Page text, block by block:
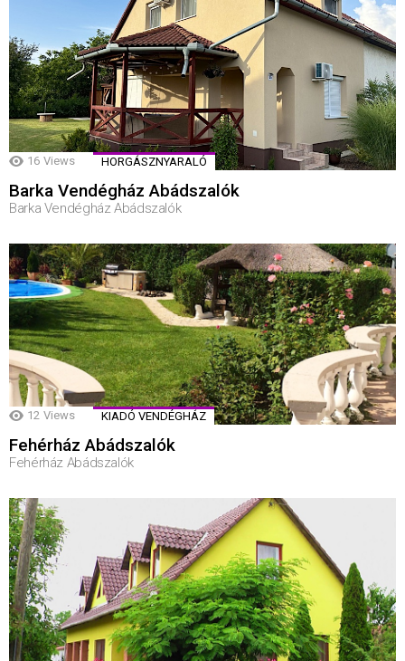
16 Views HORGÁSZNYARALÓ
Barka Vendégház Abádszalók
Barka Vendégház Abádszalók
12 Views KIADÓ VENDÉGHÁZ
Fehérház Abádszalók
Fehérház Abádszalók